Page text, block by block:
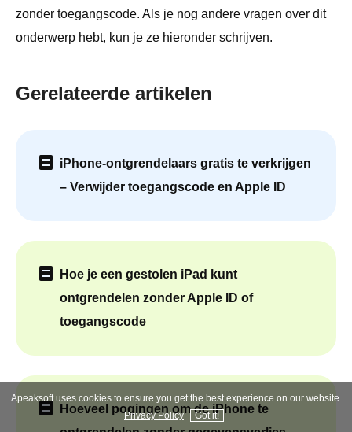
zonder toegangscode. Als je nog andere vragen over dit
onderwerp hebt, kun je ze hieronder schrijven.
Gerelateerde artikelen
iPhone-ontgrendelaars gratis te verkrijgen
– Verwijder toegangscode en Apple ID
Hoe je een gestolen iPad kunt
ontgrendelen zonder Apple ID of
toegangscode
Hoeveel pogingen om de iPhone te
Apeaksoft uses cookies to ensure you get the best experience on our website.
Privacy Policy
Got it!